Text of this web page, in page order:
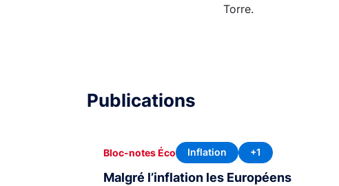
Torre.
Publications
Malgré l’inflation les Européens
Bloc-notes Éco Inflation +1